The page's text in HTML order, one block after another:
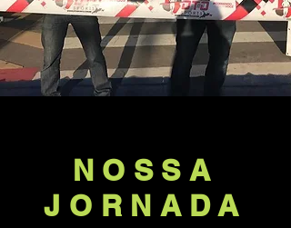
NOSSA
JORNADA